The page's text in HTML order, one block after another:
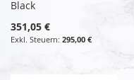
Black
351,05 €
295,00 €